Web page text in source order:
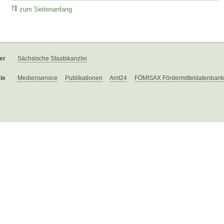
zum Seitenanfang
Sächsische Staatskanzlei
Medienservice Publikationen Amt24 FÖMISAX Fördermitteldatenbank